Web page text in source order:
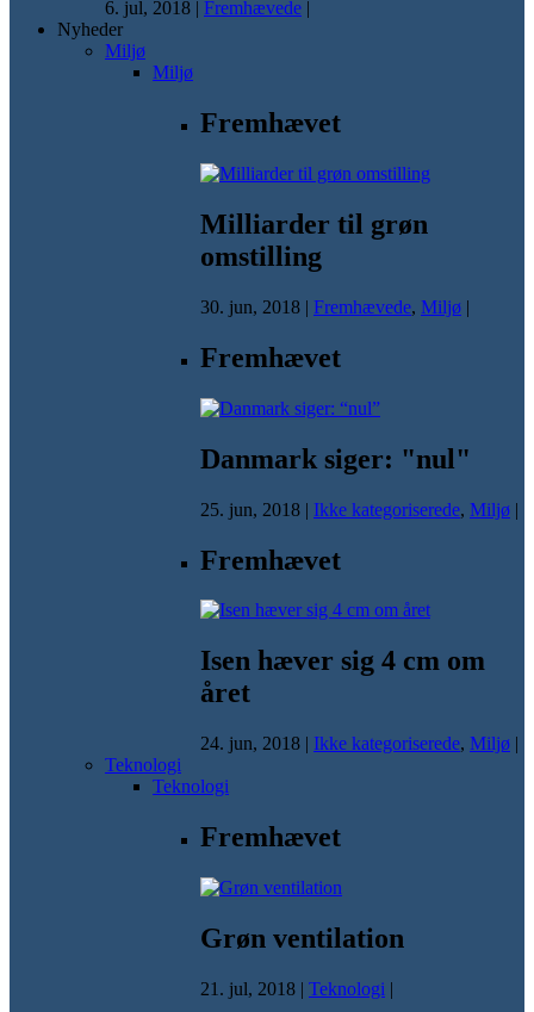
6. jul, 2018 | Fremhævede |
Nyheder
Miljø
Miljø
Fremhævet
Milliarder til grøn
omstilling
30. jun, 2018 | Fremhævede, Miljø |
Fremhævet
Danmark siger: "nul"
25. jun, 2018 | Ikke kategoriserede, Miljø |
Fremhævet
Isen hæver sig 4 cm om
året
24. jun, 2018 | Ikke kategoriserede, Miljø |
Teknologi
Teknologi
Fremhævet
Grøn ventilation
21. jul, 2018 | Teknologi |